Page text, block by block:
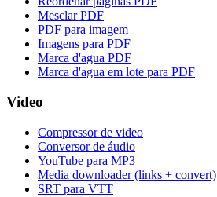
Mesclar PDF
PDF para imagem
Imagens para PDF
Marca d'agua PDF
Marca d'agua em lote para PDF
Video
Compressor de video
Conversor de áudio
YouTube para MP3
Media downloader (links + convert)
SRT para VTT